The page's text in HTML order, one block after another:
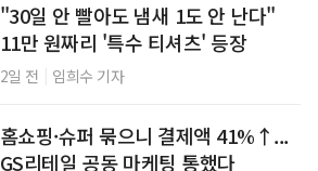
"30일 안 빨아도 냄새 1도 안 난다"
11만 원짜리 '특수 티셔츠' 등장
2일 전 임희수 기자
홈쇼핑·슈퍼 묶으니 결제액 41%↑...
GS리테일 공동 마케팅 통했다